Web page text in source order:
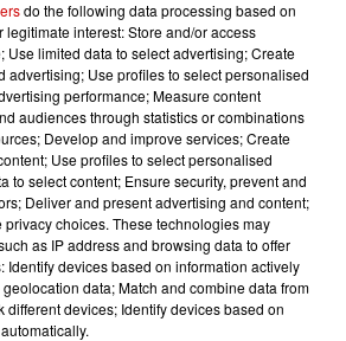
suspects en Deux-
et en Maine-et-Loire :
: enquête ouverte après
accident impliquant un
do the following data processing based on
legitimate interest: Store and/or access
Use limited data to select advertising; Create
advertising; Use profiles to select personalised
performance; Measure content
audiences through statistics or combinations
Develop and improve services; Create
Use profiles to select personalised
to select content; Ensure security, prevent and
Deliver and present advertising and content;
choices. These technologies may
as IP address and browsing data to offer
Identify devices based on information actively
data; Match and combine data from
different devices; Identify devices based on